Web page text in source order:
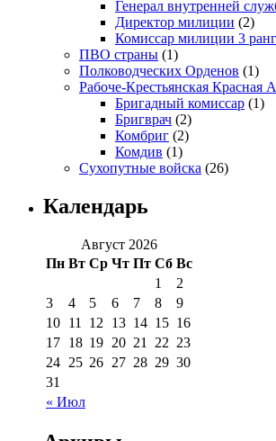
Генерал внутренней
Директор милиции (2)
Комиссар милиции 3
ПВО страны (1)
Полководческих Орденов (1)
Рабоче-Крестьянская Красная
Бригадный комиссар (1)
Бригврач (2)
Комбриг (2)
Комдив (1)
Сухопутные войска (26)
Календарь
Август 2026
Пн Вт Ср Чт Пт Сб Вс
« Июл
1
2
3
4 5 6 7 8
9
10 11 12 13 14 15 16
17 18 19 20 21 22 23
24 25 26 27 28 29 30
31